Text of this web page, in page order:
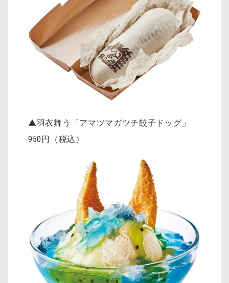
▲羽衣舞う「アマツマガツチ餃子ドッグ」
950円（税込）